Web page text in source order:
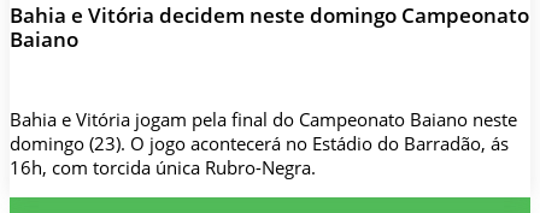
Bahia e Vitória decidem neste domingo Campeonato
Baiano
Bahia e Vitória jogam pela final do Campeonato Baiano neste
domingo (23). O jogo acontecerá no Estádio do Barradão, ás
16h, com torcida única Rubro-Negra.